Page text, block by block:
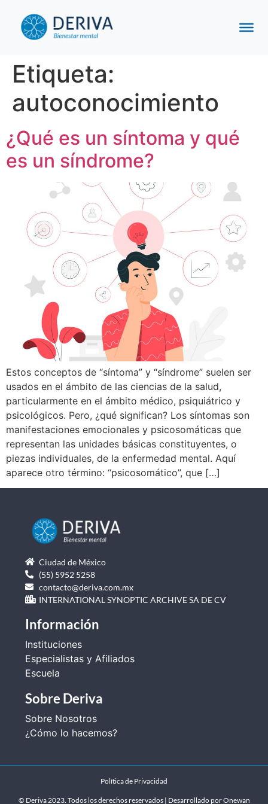
Etiqueta:
autoconocimiento
¿Qué es un síntoma y qué
es un síndrome?
Estos conceptos de “síntoma” y “síndrome” suelen ser
usados en el ámbito de las ciencias de la salud,
particularmente en el ámbito médico, psiquiátrico y
psicológicos. Pero, ¿qué significan? Los síntomas son
manifestaciones emocionales y psicosomáticas que
representan las unidades básicas constituyentes, o
piezas individuales, de la enfermedad mental. Aquí
aparece otro término: “psicosomático”, que […]
Ciudad de México
(55) 5952 5258
contacto@deriva.com.mx
INTERNATIONAL SYNOPTIC ARCHIVE SA DE CV
Información
Instituciones
Especialistas y Afiliados
Escuela
Sobre Deriva
Sobre Nosotros
¿Cómo lo hacemos?
© Deriva 2023. Todos los derechos reservados | Desarrollado porOnewan
Política de Privacidad